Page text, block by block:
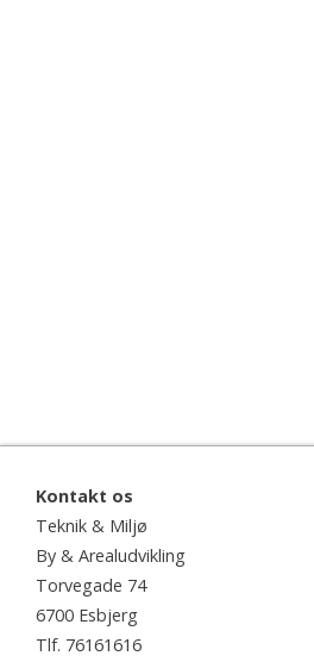
Kontakt os
Teknik & Miljø
By & Arealudvikling
Torvegade 74
6700 Esbjerg
Tlf. 76161616